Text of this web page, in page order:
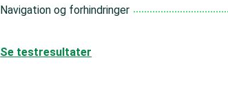
Navigation og forhindringer
Se testresultater